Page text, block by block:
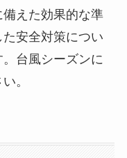
えた効果的な準
安全対策につい
台風シーズンに
。